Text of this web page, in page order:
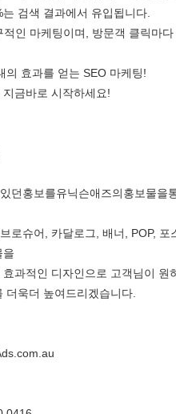
검색 결과에서 유입됩니다.
적인 마케팅이며, 방문객 클릭마
의 효과를 얻는 SEO 마케팅!
금바로 시작하세요!
던홍보를유닉슨애즈의홍보물을
브로슈어 카달로그
배너, POP, 포
을
효과적인 디자인으로 고객님이 원
더욱더 높여드리겠습니다.